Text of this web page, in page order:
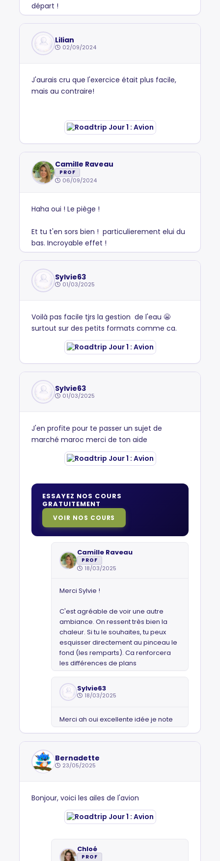
départ !
Lilian
02/09/2024
J'aurais cru que l'exercice était plus facile,
mais au contraire!
Camille Raveau
PROF
06/09/2024
Haha oui ! Le piège !
Et tu t'en sors bien ! particulierement elui du
bas. Incroyable effet !
Sylvie63
01/03/2025
Voilà pas facile tjrs la gestion de l'eau 😬
surtout sur des petits formats comme ca.
Sylvie63
01/03/2025
J'en profite pour te passer un sujet de
marché maroc merci de ton aide
ESSAYEZ NOS COURS
GRATUITEMENT
VOIR NOS COURS
Camille Raveau
PROF
18/03/2025
Merci Sylvie !
C'est agréable de voir une autre
ambiance. On ressent très bien la
chaleur. Si tu le souhaites, tu peux
esquisser directement au pinceau le
fond (les remparts). Ca renforcera
les différences de plans
Sylvie63
18/03/2025
Merci ah oui excellente idée je note
Bernadette
23/05/2025
Bonjour, voici les ailes de l'avion
Chloé
PROF